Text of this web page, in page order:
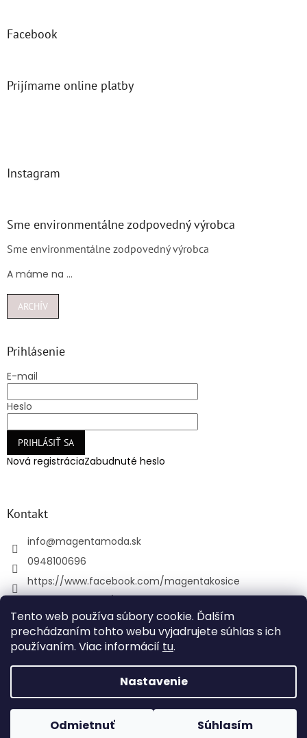
Tento web používa súbory cookie. Ďalším
prechádzaním tohto webu vyjadrujete súhlas s ich
používaním. Viac informácií tu.
Nastavenie
Odmietnuť Súhlasím
Facebook
Prijímame online platby
Instagram
Sme environmentálne zodpovedný výrobca
Sme environmentálne zodpovedný výrobca
A máme na ...
ARCHÍV
Prihlásenie
E-mail
Heslo
PRIHLÁSIŤ SA
Nová registráciaZabudnuté heslo
Kontakt
info@magentamoda.sk
0948100696
https://www.facebook.com/magentakosice
+421948100696
Copyright 2026MAGENTAMODA. Všetky práva
vyhradené.
Upraviť nastavenie cookies